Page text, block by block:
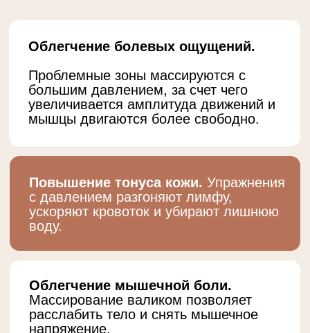
изменения в организме вы сможете
наблюдать уже после нескольких
только укрепляться и
увеличиваться, принося пользу
для организма.
Кому подходит
Aerial Yoga